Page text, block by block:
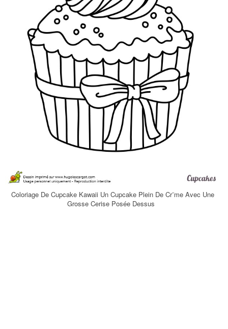
Coloriage De Cupcake Kawaii Un Cupcake Plein De Cr¨me Avec Une
Grosse Cerise Posée Dessus